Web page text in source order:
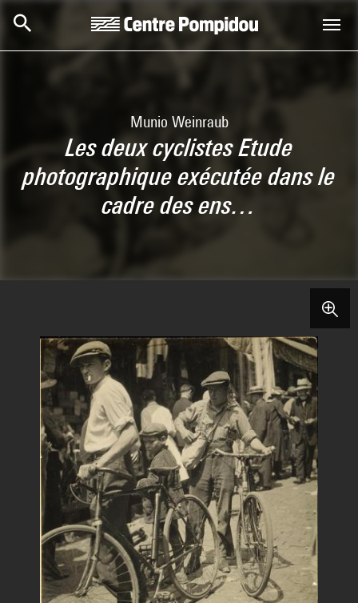
Munio Weinraub
Les deux cyclistes Etude
photographique exécutée dans le
cadre des ens…